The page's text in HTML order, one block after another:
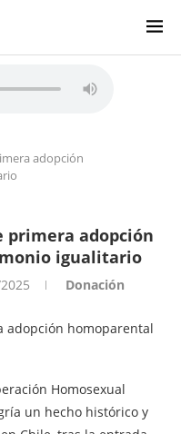
adopción
primera adopción
igualitario
Donación
adopción homoparental
Homosexual
un hecho histórico y